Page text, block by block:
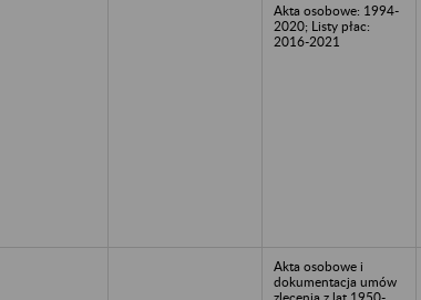
Akta osobowe: 1994-
2020; Listy płac:
2016-2021
Akta osobowe i
dokumentacja umów